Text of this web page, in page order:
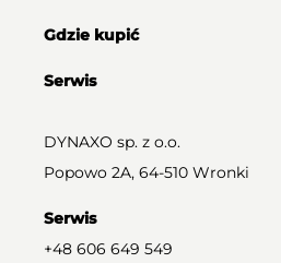
Gdzie kupić
Serwis
DYNAXO sp. z o.o.
Popowo 2A, 64-510 Wronki
Serwis
+48 606 649 549